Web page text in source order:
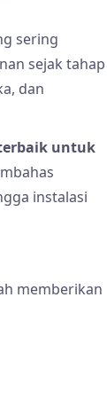
sering
sejak tahap
dan
untuk
instalasi
memberikan